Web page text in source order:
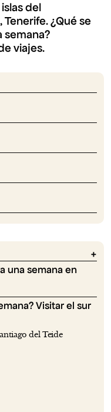
del
¿Qué se
semana?
viajes.
una semana en
Visitar el sur
del Teide